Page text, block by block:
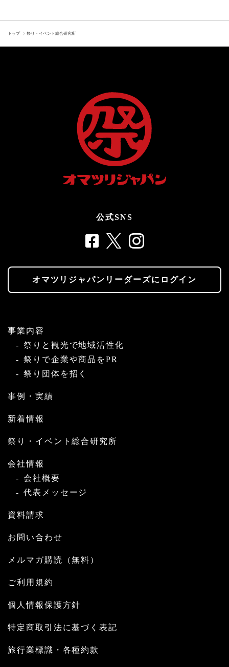
トップ 祭り・イベント総合研究所
公式SNS
オマツリジャパンリーダーズにログイン
事業内容
祭りと観光で地域活性化
祭りで企業や商品をPR
祭り団体を招く
事例・実績
新着情報
祭り・イベント総合研究所
会社情報
会社概要
代表メッセージ
資料請求
お問い合わせ
メルマガ購読（無料）
ご利用規約
個人情報保護方針
特定商取引法に基づく表記
旅行業標識・各種約款